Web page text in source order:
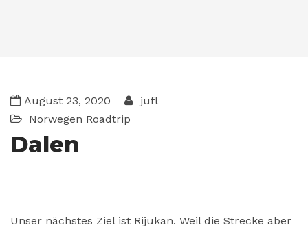
August 23, 2020
jufl
Norwegen Roadtrip
Dalen
Unser nächstes Ziel ist Rijukan. Weil die Strecke aber